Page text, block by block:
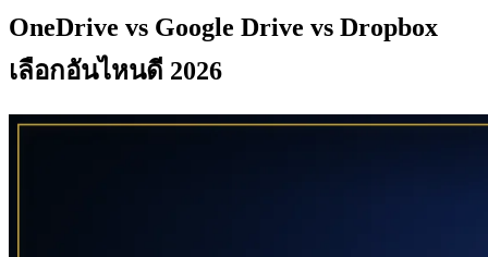
OneDrive vs Google Drive vs Dropbox
เลือกอันไหนดี 2026